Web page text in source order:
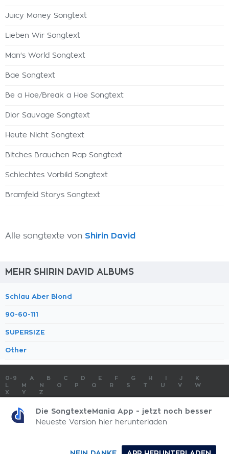
Juicy Money Songtext
Lieben Wir Songtext
Man's World Songtext
Bae Songtext
Be a Hoe/Break a Hoe Songtext
Dior Sauvage Songtext
Heute Nicht Songtext
Bitches Brauchen Rap Songtext
Schlechtes Vorbild Songtext
Bramfeld Storys Songtext
Alle songtexte von Shirin David
MEHR SHIRIN DAVID ALBUMS
Schlau Aber Blond
90-60-111
SUPERSIZE
Other
0-9 A B C D E F G H J
K
M N O P Q R S T U V
W
X
Y Z
SONGTEXTE ABSCHICKEN
KONTAKT IMPRESSUM
SongtexteMania.com - Copyright © 2026 - All Rights Reserved
Die SongtexteMania App - jetzt noch besser
Neueste Version hier herunterladen